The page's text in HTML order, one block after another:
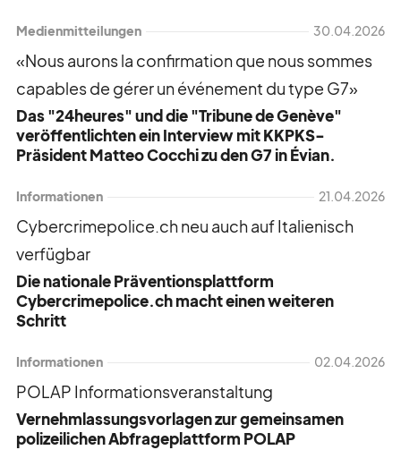
Speichergasse 6
Schweiz
info@kkpks.ch
Medienanfragen bitte direkt an:
+41 (0)31 512 87 25
media@kkpks.ch
Medienmitteilungen 30.04.2026
«Nous aurons la conﬁrmation que nous sommes
capables de gérer un événement du type G7»
Das "24heures" und die "Tribune de Genève"
veröffentlichten ein Interview mit KKPKS-
Präsident Matteo Cocchi zu den G7 in Évian.
Informationen 21.04.2026
Cybercrimepolice.ch neu auch auf Italienisch
verfügbar
Die nationale Präventionsplattform
Cybercrimepolice.ch macht einen weiteren
Schritt
Informationen 02.04.2026
POLAP Informationsveranstaltung
Vernehmlassungsvorlagen zur gemeinsamen
polizeilichen Abfrageplattform POLAP